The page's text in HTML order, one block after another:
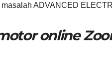
ADVANCED
online